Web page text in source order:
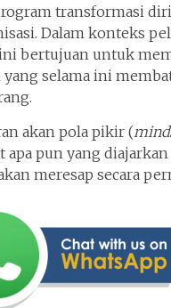
transformasi diri
Dalam konteks
bertujuan untuk
selama ini
akan pola pikir (
apa pun yang diajarkan
meresap secara